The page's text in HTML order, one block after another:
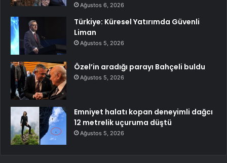
Ağustos 6, 2026
Türkiye: Küresel Yatırımda Güvenli
Liman
Ağustos 5, 2026
Özel’in aradığı parayı Bahçeli buldu
Ağustos 5, 2026
Emniyet halatı kopan deneyimli dağcı
12 metrelik uçuruma düştü
Ağustos 5, 2026